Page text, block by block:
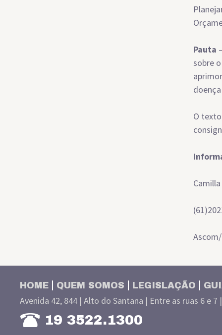
Pauta
sobre
O
HOME QUEM SOMOS LEGISLAÇÃO
Avenida 42, 844 | Alto do Santana | Entre as ruas 6 e 7
19 3522.1300